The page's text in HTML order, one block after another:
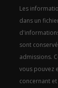
Les
dans un
sont
admissions.
vous pouvez
concernant